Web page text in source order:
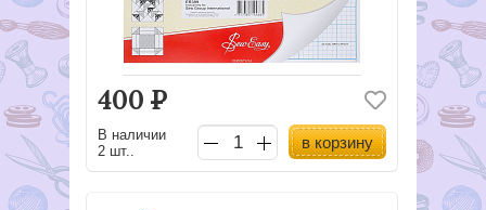
400 Р
В наличии
2 шт..
в корзину